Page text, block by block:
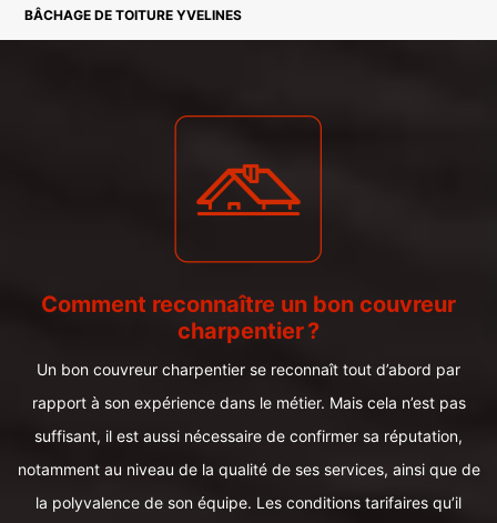
BÂCHAGE DE TOITURE YVELINES
Comment reconnaître un bon couvreur
charpentier ?
Un bon couvreur charpentier se reconnaît tout d’abord par
rapport à son expérience dans le métier. Mais cela n’est pas
suffisant, il est aussi nécessaire de confirmer sa réputation,
notamment au niveau de la qualité de ses services, ainsi que de
la polyvalence de son équipe. Les conditions tarifaires qu’il